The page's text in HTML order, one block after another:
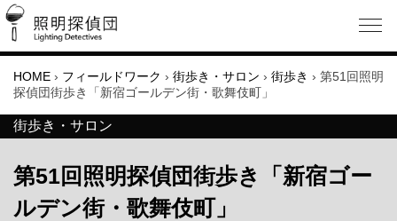
HOME › フィールドワーク › 街歩き・サロン › 街歩き › 第51回照明
探偵団街歩き「新宿ゴールデン街・歌舞伎町」
街歩き・サロン
第51回照明探偵団街歩き「新宿ゴー
ルデン街・歌舞伎町」